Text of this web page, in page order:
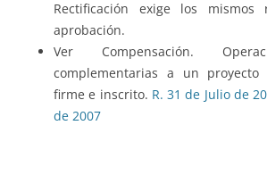
Rectificación exige los
aprobación.
Ver Compensación.
complementarias a un proyecto
firme e inscrito. R. 31 de Julio de
de 2007